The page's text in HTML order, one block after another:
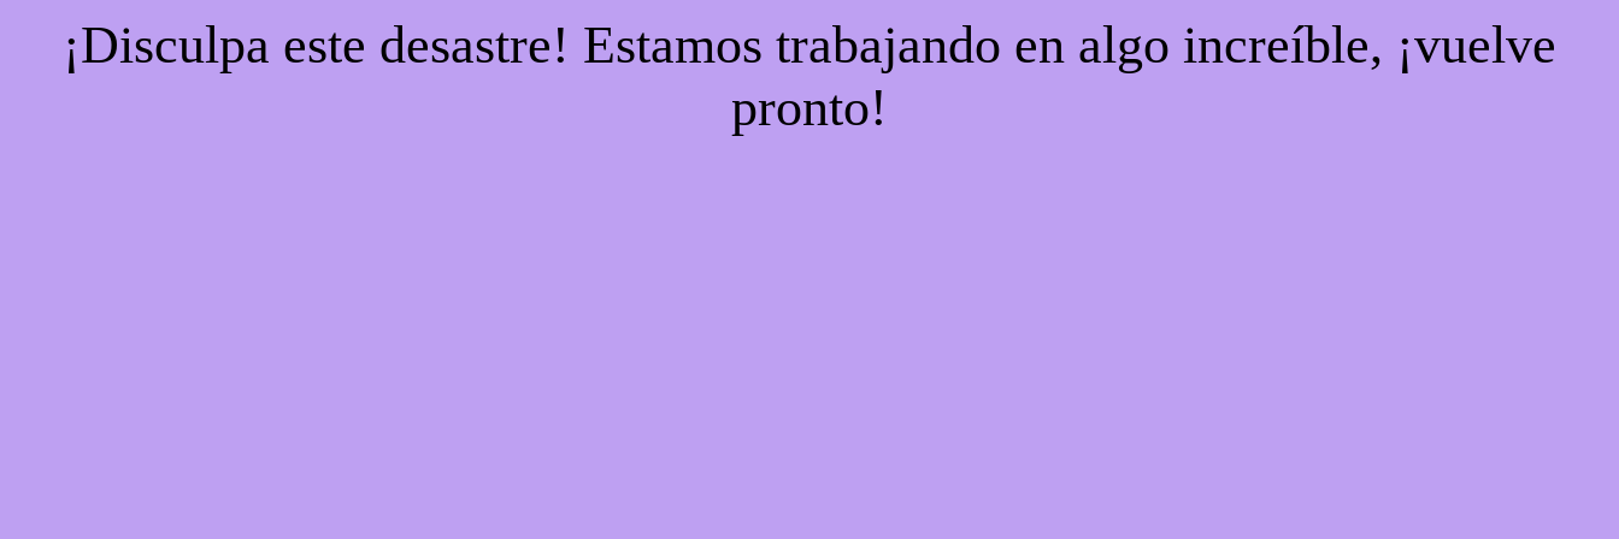
¡Disculpa este desastre! Estamos trabajando en algo increíble, ¡vuelve
pronto!